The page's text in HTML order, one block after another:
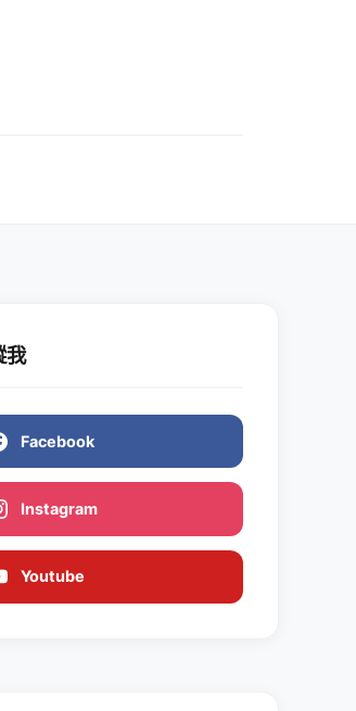
我
Facebook
Instagram
Youtube